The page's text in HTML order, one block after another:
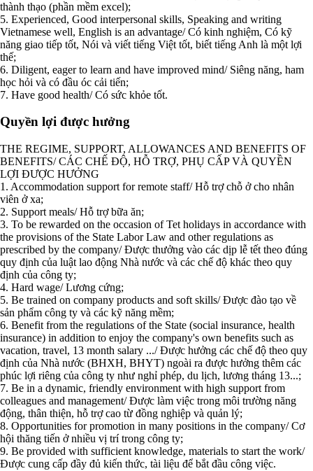
thành thạo (phần mềm excel);
5. Experienced, Good interpersonal skills, Speaking and writing
Vietnamese well, English is an advantage/ Có kinh nghiệm, Có kỹ
năng giao tiếp tốt, Nói và viết tiếng Việt tốt, biết tiếng Anh là một lợi
thế;
6. Diligent, eager to learn and have improved mind/ Siêng năng, ham
học hỏi và có đầu óc cải tiến;
7. Have good health/ Có sức khỏe tốt.
Quyền lợi được hưởng
THE REGIME, SUPPORT, ALLOWANCES AND BENEFITS OF
BENEFITS/ CÁC CHẾ ĐỘ, HỖ TRỢ, PHỤ CẤP VÀ QUYỀN
LỢI ĐƯỢC HƯỞNG
1. Accommodation support for remote staff/ Hỗ trợ chỗ ở cho nhân
viên ở xa;
2. Support meals/ Hỗ trợ bữa ăn;
3. To be rewarded on the occasion of Tet holidays in accordance with
the provisions of the State Labor Law and other regulations as
prescribed by the company/ Được thưởng vào các dịp lễ tết theo đúng
quy định của luật lao động Nhà nước và các chế độ khác theo quy
định của công ty;
4. Hard wage/ Lương cứng;
5. Be trained on company products and soft skills/ Được đào tạo về
sản phẩm công ty và các kỹ năng mềm;
6. Benefit from the regulations of the State (social insurance, health
insurance) in addition to enjoy the company's own benefits such as
vacation, travel, 13 month salary .../ Được hưởng các chế độ theo quy
định của Nhà nước (BHXH, BHYT) ngoài ra được hưởng thêm các
phúc lợi riêng của công ty như nghỉ phép, du lịch, lương tháng 13...;
7. Be in a dynamic, friendly environment with high support from
colleagues and management/ Được làm việc trong môi trường năng
động, thân thiện, hỗ trợ cao từ đồng nghiệp và quản lý;
8. Opportunities for promotion in many positions in the company/ Cơ
hội thăng tiến ở nhiều vị trí trong công ty;
9. Be provided with sufficient knowledge, materials to start the work/
Được cung cấp đầy đủ kiến thức, tài liệu để bắt đầu công việc.